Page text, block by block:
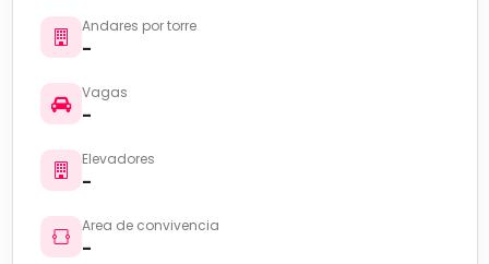
Andares por torre
-
Vagas
-
Elevadores
-
Area de convivencia
-